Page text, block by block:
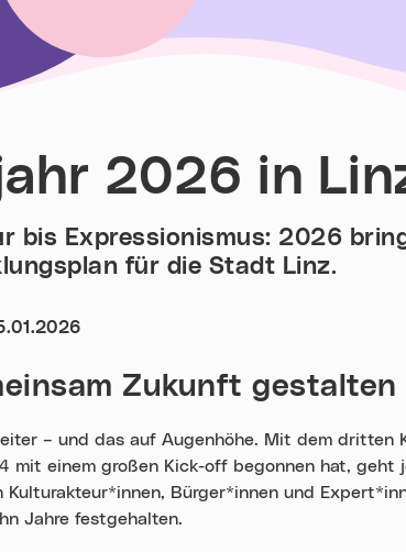
2026 in
bis Expressionismus: 2026
für die Stadt Linz.
Zukunft gestalten
– und das auf Augenhöhe. Mit dem
mit einem großen Kick-off begonnen hat, geht
Kulturakteur*innen, Bürger*innen und
Jahre festgehalten.